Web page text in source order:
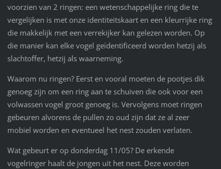
voorzien van 2 ringen: een wetenschappelijke ring die te
vergelijken is met onze identiteitskaart en een kleurrijke ring
die makkelijk met een verrekijker kan gelezen worden. Op
die manier kan elke vogel geïdentificeerd worden hetzij als
slachtoffer, hetzij als waarneming.
Waarom nu ringen? Eerst en vooral moeten de pootjes dik
genoeg zijn om een ring aan te schuiven die ook voor een
volwassen vogel groot genoeg is. Vervolgens moet ringen
gebeuren alvorens de pullen zo oud zijn dat ze al zeer
mobiel worden en eventueel het nest zouden verlaten.
Wat gebeurt er op donderdag 11/05? De erkende
vogelringer haalt de jongen uit het nest. Deze worden